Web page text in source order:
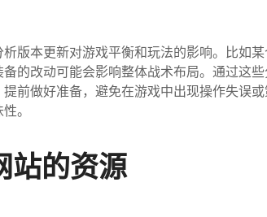
版本更新对游戏平衡和玩法的影响。比如某
的改动可能会影响整体战术布局。通过这些
前做好准备，避免在游戏中出现操作失误
。
站的资源